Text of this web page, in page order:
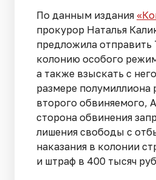
По данным издания
прокурор Наталья
предложила отправить
колонию особого
а также взыскать с
размере полумиллиона
второго обвиняемого,
сторона обвинения
лишения свободы с
наказания в колонии
и штраф в 400 тысяч